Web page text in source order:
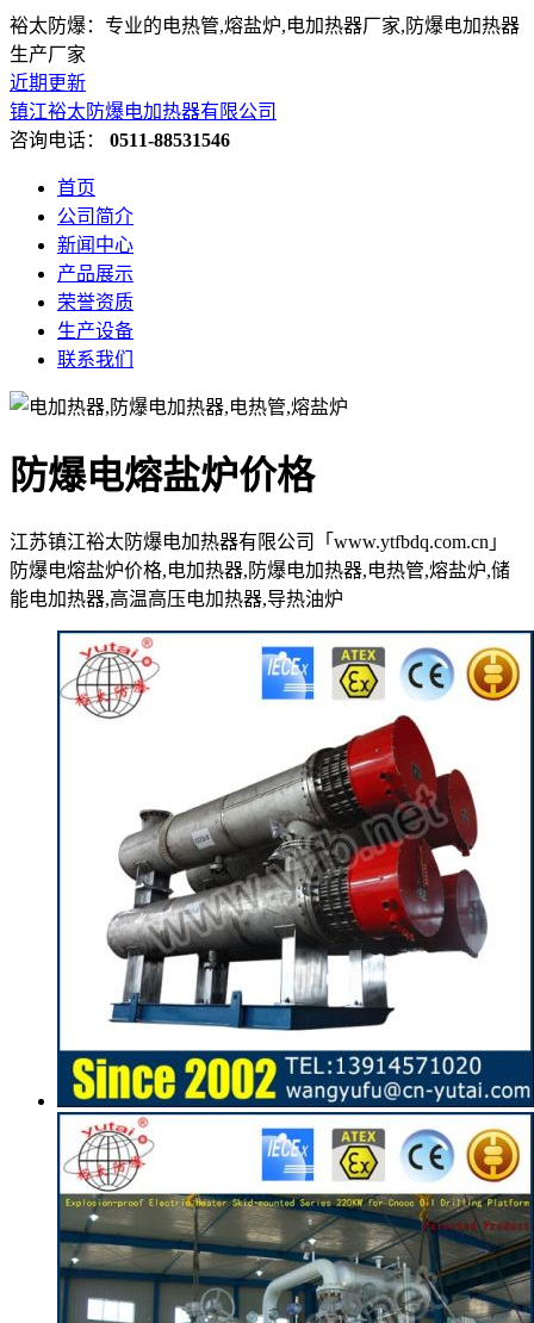
裕太防爆：专业的电热管,熔盐炉,电加热器厂家,防爆电加热器
生产厂家
近期更新
镇江裕太防爆电加热器有限公司
咨询电话： 0511-88531546
首页
公司简介
新闻中心
产品展示
荣誉资质
生产设备
联系我们
防爆电熔盐炉价格
江苏镇江裕太防爆电加热器有限公司「www.ytfbdq.com.cn」
防爆电熔盐炉价格,电加热器,防爆电加热器,电热管,熔盐炉,储
能电加热器,高温高压电加热器,导热油炉